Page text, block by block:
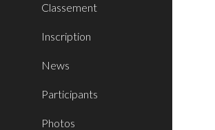
Classement
Inscription
News
Participants
Photos